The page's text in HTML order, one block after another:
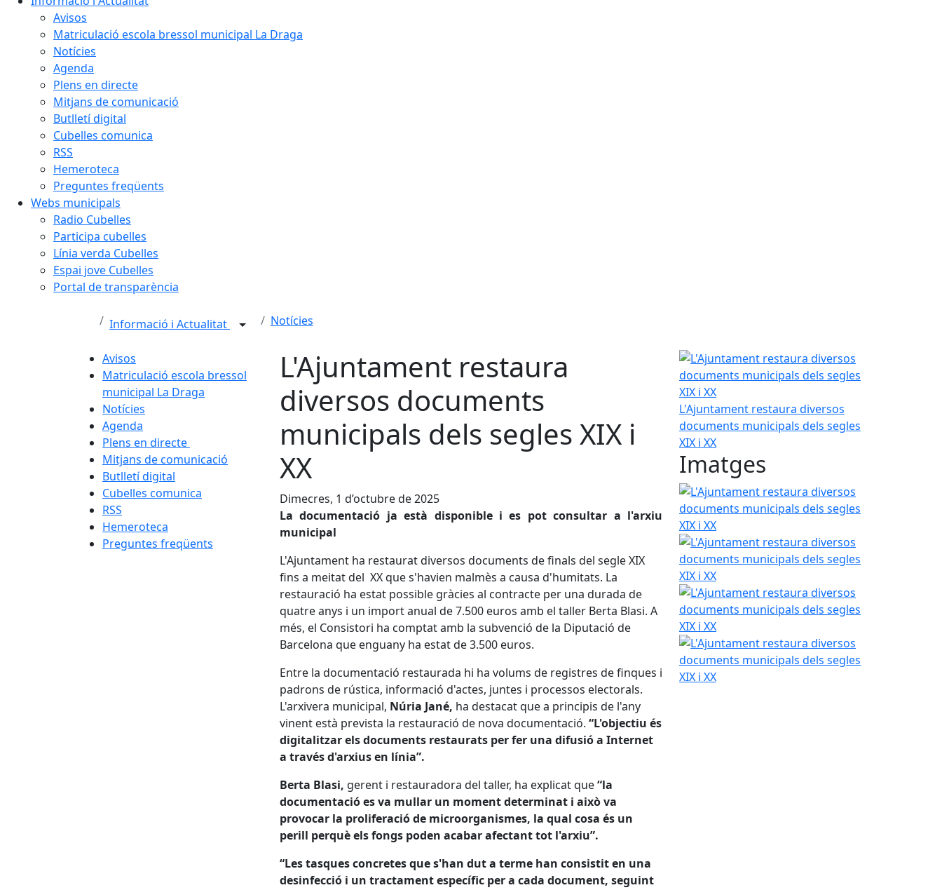
Avisos
Matriculació escola bressol municipal La Draga
Notícies
Agenda
Plens en directe
Mitjans de comunicació
Butlletí digital
Cubelles comunica
RSS
Hemeroteca
Preguntes freqüents
Webs municipals
Radio Cubelles
Participa cubelles
Línia verda Cubelles
Espai jove Cubelles
Portal de transparència
Informació i Actualitat Notícies
Avisos
Matriculació escola bressol
municipal La Draga
Notícies
Agenda
Plens en directe
Mitjans de comunicació
Butlletí digital
Cubelles comunica
RSS
Hemeroteca
Preguntes freqüents
L'Ajuntament restaura
diversos documents
municipals dels segles XIX i
XX
Dimecres, 1 d’octubre de 2025
La documentació ja està disponible i es pot consultar a l'arxiu
municipal
L'Ajuntament ha restaurat diversos documents de finals del segle XIX
fins a meitat del XX que s'havien malmès a causa d'humitats. La
restauració ha estat possible gràcies al contracte per una durada de
quatre anys i un import anual de 7.500 euros amb el taller Berta Blasi. A
més, el Consistori ha comptat amb la subvenció de la Diputació de
Barcelona que enguany ha estat de 3.500 euros.
Entre la documentació restaurada hi ha volums de registres de finques i
padrons de rústica, informació d'actes, juntes i processos electorals.
L'arxivera municipal, Núria Jané, ha destacat que a principis de l'any
vinent està prevista la restauració de nova documentació. “L'objectiu és
digitalitzar els documents restaurats per fer una difusió a Internet
a través d'arxius en línia”.
Berta Blasi, gerent i restauradora del taller, ha explicat que“la
documentació es va mullar un moment determinat i això va
provocar la proliferació de microorganismes, la qual cosa és un
perill perquè els fongs poden acabar afectant tot l'arxiu”.
“Les tasques concretes que s'han dut a terme han consistit en una
desinfecció i un tractament específic per a cada document, seguint
L'Ajuntament restaura diversos documents
L'Ajuntament restaura diversos
documents municipals dels segles
XIX i XX
Imatges
L'Ajuntament restaura diversos documents
L'Ajuntament restaura diversos documents
L'Ajuntament restaura diversos documents
L'Ajuntament restaura diversos documents